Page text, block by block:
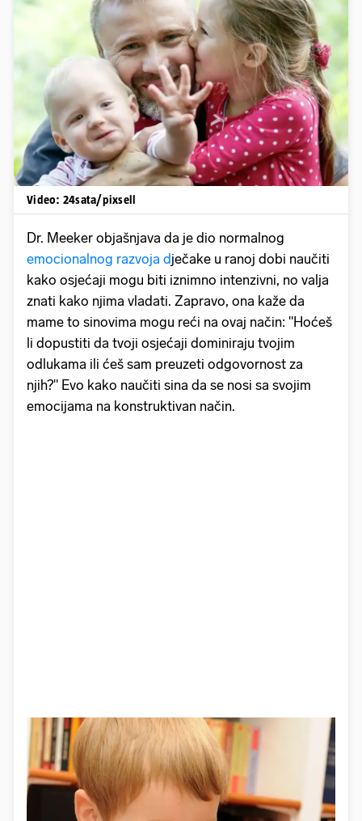
Pokretanje videa...
Video: 24sata/pixsell
Dr. Meeker objašnjava da je dio normalnog
emocionalnog razvoja dječake u ranoj dobi naučiti
kako osjećaji mogu biti iznimno intenzivni, no valja
znati kako njima vladati. Zapravo, ona kaže da
mame to sinovima mogu reći na ovaj način: "Hoćeš
li dopustiti da tvoji osjećaji dominiraju tvojim
odlukama ili ćeš sam preuzeti odgovornost za
njih?" Evo kako naučiti sina da se nosi sa svojim
emocijama na konstruktivan način.